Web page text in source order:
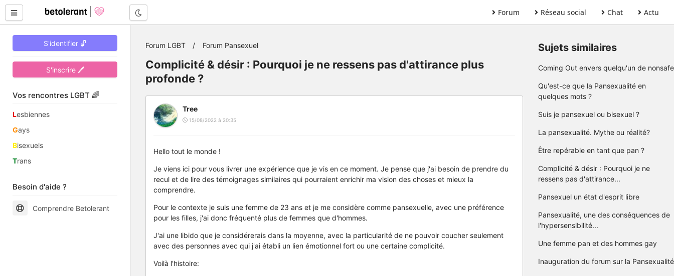
Forum Réseau social Chat Actu
S'identifier 🔓
S'inscrire 🖊
Vos rencontres LGBT 🌈
Lesbiennes
Gays
Bisexuels
Trans
Besoin d'aide ?
Comprendre Betolerant
Forum LGBT Forum Pansexuel
Complicité & désir : Pourquoi je ne ressens pas d'attirance plus
profonde ?
Tree
15/08/2022 à 20:35
Hello tout le monde !
Je viens ici pour vous livrer une expérience que je vis en ce moment. Je pense que j'ai besoin de prendre du
recul et de lire des témoignages similaires qui pourraient enrichir ma vision des choses et mieux la
comprendre.
Pour le contexte je suis une femme de 23 ans et je me considère comme pansexuelle, avec une préférence
pour les filles, j'ai donc fréquenté plus de femmes que d'hommes.
J'ai une libido que je considérerais dans la moyenne, avec la particularité de ne pouvoir coucher seulement
avec des personnes avec qui j'ai établi un lien émotionnel fort ou une certaine complicité.
Voilà l'histoire:
Sujets similaires
Coming Out envers quelqu'un de nonsafe
Qu'est-ce que la Pansexualité en
quelques mots ?
Suis je pansexuel ou bisexuel ?
La pansexualité. Mythe ou réalité?
Être repérable en tant que pan ?
Complicité & désir : Pourquoi je ne
ressens pas d'attirance...
Pansexuel un état d'esprit libre
Pansexualité, une des conséquences de
l'hypersensibilité...
Une femme pan et des hommes gay
Inauguration du forum sur la Pansexualité